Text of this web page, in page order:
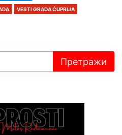
VESTI GRADA ĆUPRIJA